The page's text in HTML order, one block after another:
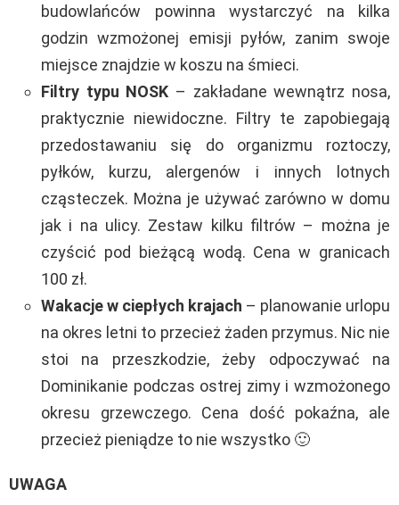
budowlańców powinna wystarczyć na kilka
godzin wzmożonej emisji pyłów, zanim swoje
miejsce znajdzie w koszu na śmieci.
Filtry typu NOSK – zakładane wewnątrz nosa,
praktycznie niewidoczne. Filtry te zapobiegają
przedostawaniu się do organizmu roztoczy,
pyłków, kurzu, alergenów i innych lotnych
cząsteczek. Można je używać zarówno w domu
jak i na ulicy. Zestaw kilku filtrów – można je
czyścić pod bieżącą wodą. Cena w granicach
100 zł.
Wakacje w ciepłych krajach – planowanie urlopu
na okres letni to przecież żaden przymus. Nic nie
stoi na przeszkodzie, żeby odpoczywać na
Dominikanie podczas ostrej zimy i wzmożonego
okresu grzewczego. Cena dość pokaźna, ale
przecież pieniądze to nie wszystko 🙂
UWAGA